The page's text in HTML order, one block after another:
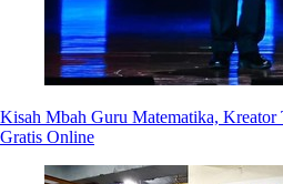
Kisah Mbah Guru Matematika,
Gratis Online